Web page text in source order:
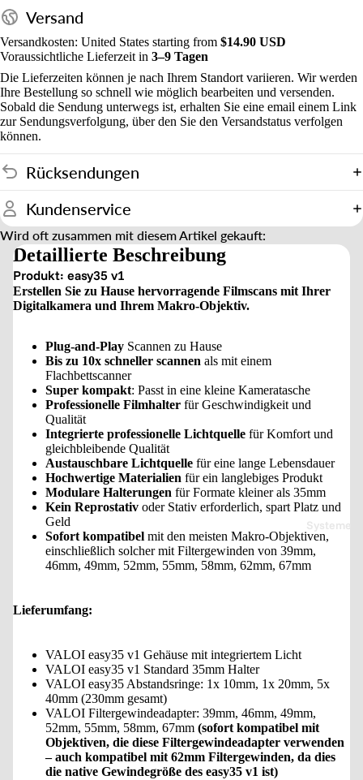
Systeme
Versand
Versandkosten: United States starting from $14.90 USD
Voraussichtliche Lieferzeit in 3–9 Tagen
Die Lieferzeiten können je nach Ihrem Standort variieren. Wir werden
Ihre Bestellung so schnell wie möglich bearbeiten und versenden.
Sobald die Sendung unterwegs ist, erhalten Sie eine email einem Link
zur Sendungsverfolgung, über den Sie den Versandstatus verfolgen
können.
Rücksendungen
Kundenservice
Wird oft zusammen mit diesem Artikel gekauft:
Detaillierte Beschreibung
Produkt: easy35 v1
Erstellen Sie zu Hause hervorragende Filmscans mit Ihrer
Digitalkamera und Ihrem Makro-Objektiv.
Plug-and-Play Scannen zu Hause
Bis zu 10x schneller scannen als mit einem
Flachbettscanner
Super kompakt: Passt in eine kleine Kameratasche
Professionelle Filmhalter für Geschwindigkeit und
Qualität
Integrierte professionelle Lichtquelle für Komfort und
gleichbleibende Qualität
Austauschbare Lichtquelle für eine lange Lebensdauer
Hochwertige Materialien für ein langlebiges Produkt
Modulare Halterungen für Formate kleiner als 35mm
Kein Reprostativ oder Stativ erforderlich, spart Platz und
Geld
Sofort kompatibel mit den meisten Makro-Objektiven,
einschließlich solcher mit Filtergewinden von 39mm,
46mm, 49mm, 52mm, 55mm, 58mm, 62mm, 67mm
Lieferumfang:
VALOI easy35 v1 Gehäuse mit integriertem Licht
VALOI easy35 v1 Standard 35mm Halter
VALOI easy35 Abstandsringe: 1x 10mm, 1x 20mm, 5x
40mm (230mm gesamt)
VALOI Filtergewindeadapter: 39mm, 46mm, 49mm,
52mm, 55mm, 58mm, 67mm (sofort kompatibel mit
Objektiven, die diese Filtergewindeadapter verwenden
– auch kompatibel mit 62mm Filtergewinden, da dies
die native Gewindegröße des easy35 v1 ist)